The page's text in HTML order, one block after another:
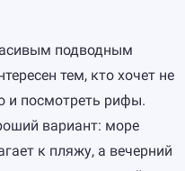
подводным
тем, кто хочет не
и посмотреть рифы.
вариант: море
к пляжу, а вечерний